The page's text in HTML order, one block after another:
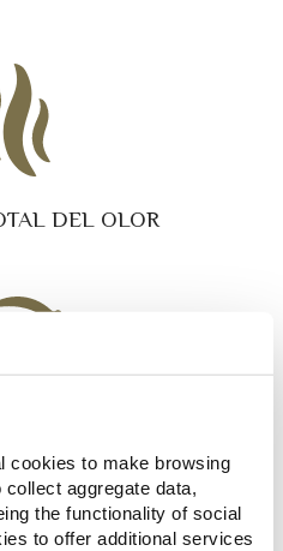
cookies to make browsing
aggregate data,
the functionality of social
to offer additional services
DEL OLOR
DE FUENTES